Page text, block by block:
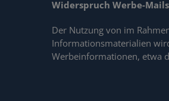
Widerspruch Werbe-Mails
Der Nutzung von im
Informationsmaterialien
Werbeinformationen, etwa